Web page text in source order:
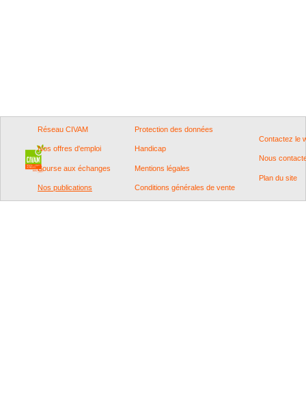
Réseau CIVAM
Nos offres d'emploi
Bourse aux échanges
Nos publications
Protection des données
Handicap
Mentions légales
Conditions générales de vente
Contactez le
Nous
Plan du site